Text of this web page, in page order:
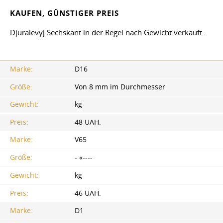
KAUFEN, GÜNSTIGER PREIS
Djuralevyj Sechskant in der Regel nach Gewicht verkauft.
Marke:
D16
Größe:
Von 8 mm im Durchmesser
Gewicht:
kg
Preis:
48 UAH.
Marke:
V65
Größe:
- «----
Gewicht:
kg
Preis:
46 UAH.
Marke:
D1